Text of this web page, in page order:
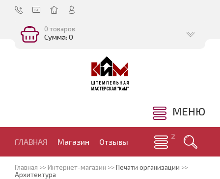
0 товаров
Сумма: 0
МЕНЮ
ГЛАВНАЯ Магазин Отзывы
Главная >>Интернет-магазин >>Печати организации >>
Архитектура